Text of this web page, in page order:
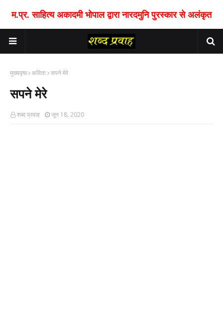
म.प्र. साहित्य अकादमी भोपाल द्वारा नारदमुनि पुरस्कार से अलंकृत
मुख्यपृष्ठ कविता सपने मेरे
सपने मेरे
शब्द प्रवाह जून 18, 2020